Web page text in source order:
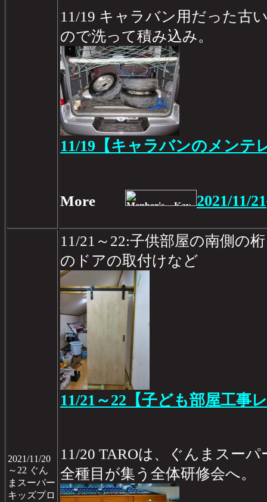
11/19 キャラバン用だった古
ので洗って積み込み。
11/19【キャラバンのメンテ
More 2021/11/21
2021/11/20
～22 ぐん
まスーパー
キッズプロ
11/21～22:子供部屋の南側の
のドアの取付けなど
11/21～22【子ども部屋工事
11/20 TAROは、ぐんまスー
全種目が集う全体研修会へ。